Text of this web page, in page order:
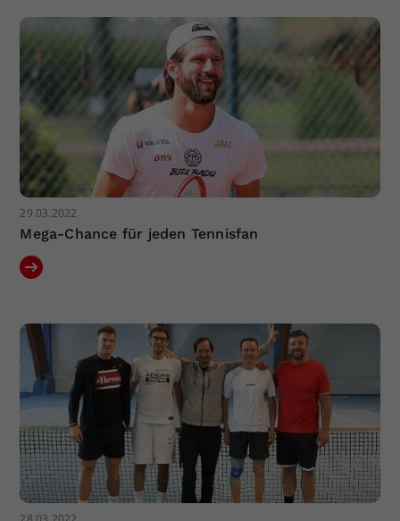
29.03.2022
Mega-Chance für jeden Tennisfan
Zweck
Dieser Wert speichert Ihre Consent-
Einstellungen. Unter anderem eine
zufällig generierte ID, für die
historische Speicherung Ihrer
vorgenommen Einstellungen, falls der
Webseiten-Betreiber dies eingestellt
hat.